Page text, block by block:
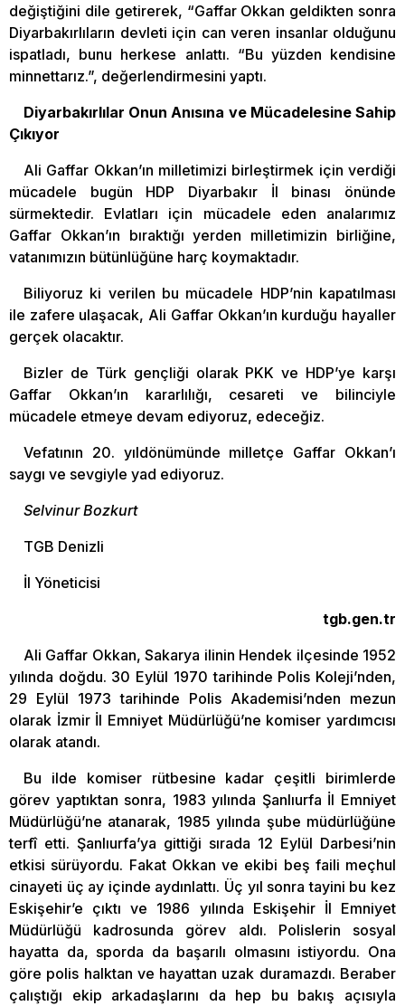
değiştiğini dile getirerek, “Gaffar Okkan geldikten sonra
Diyarbakırlıların devleti için can veren insanlar olduğunu
ispatladı, bunu herkese anlattı. “Bu yüzden kendisine
minnettarız.”, değerlendirmesini yaptı.
Diyarbakırlılar Onun Anısına ve Mücadelesine Sahip
Çıkıyor
Ali Gaffar Okkan’ın milletimizi birleştirmek için verdiği
mücadele bugün HDP Diyarbakır İl binası önünde
sürmektedir. Evlatları için mücadele eden analarımız
Gaffar Okkan’ın bıraktığı yerden milletimizin birliğine,
vatanımızın bütünlüğüne harç koymaktadır.
Biliyoruz ki verilen bu mücadele HDP’nin kapatılması
ile zafere ulaşacak, Ali Gaffar Okkan’ın kurduğu hayaller
gerçek olacaktır.
Bizler de Türk gençliği olarak PKK ve HDP’ye karşı
Gaffar Okkan’ın kararlılığı, cesareti ve bilinciyle
mücadele etmeye devam ediyoruz, edeceğiz.
Vefatının 20. yıldönümünde milletçe Gaffar Okkan’ı
saygı ve sevgiyle yad ediyoruz.
Selvinur Bozkurt
TGB Denizli
İl Yöneticisi
tgb.gen.tr
Ali Gaffar Okkan, Sakarya ilinin Hendek ilçesinde 1952
yılında doğdu. 30 Eylül 1970 tarihinde Polis Koleji’nden,
29 Eylül 1973 tarihinde Polis Akademisi’nden mezun
olarak İzmir İl Emniyet Müdürlüğü’ne komiser yardımcısı
olarak atandı.
Bu ilde komiser rütbesine kadar çeşitli birimlerde
görev yaptıktan sonra, 1983 yılında Şanlıurfa İl Emniyet
Müdürlüğü’ne atanarak, 1985 yılında şube müdürlüğüne
terfî etti. Şanlıurfa’ya gittiği sırada 12 Eylül Darbesi’nin
etkisi sürüyordu. Fakat Okkan ve ekibi beş faili meçhul
cinayeti üç ay içinde aydınlattı. Üç yıl sonra tayini bu kez
Eskişehir’e çıktı ve 1986 yılında Eskişehir İl Emniyet
Müdürlüğü kadrosunda görev aldı. Polislerin sosyal
hayatta da, sporda da başarılı olmasını istiyordu. Ona
göre polis halktan ve hayattan uzak duramazdı. Beraber
çalıştığı ekip arkadaşlarını da hep bu bakış açısıyla